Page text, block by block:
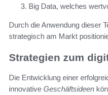
Big Data, welches
Durch die Anwendung dieser
strategisch am Markt
Strategien zum
Die Entwicklung einer
innovative Geschäftsideen